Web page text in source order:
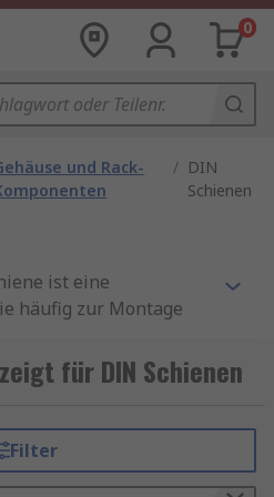
0
und Rack-
/ DIN
Schienen
ist eine
häufig zur Montage
wird. Es gibt
von denen viele
mit den Steuergeräten
Schiene sichern soll.
für DIN Schienen
Filter